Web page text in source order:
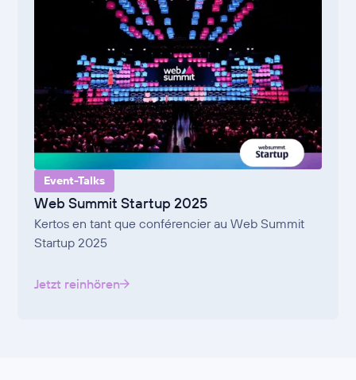
Event-Talks
Web Summit Startup 2025
Kertos en tant que conférencier au Web Summit
Startup 2025
Jetzt reinhören